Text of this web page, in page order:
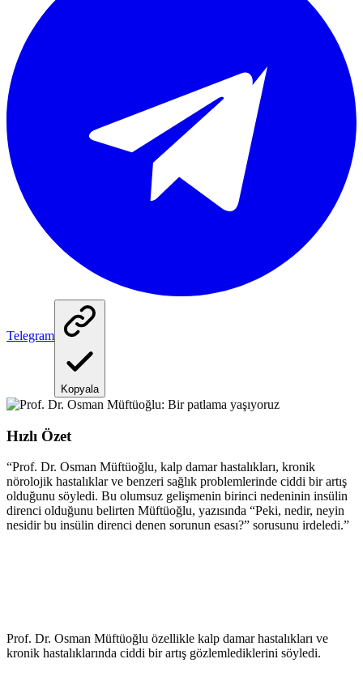
Telegram
Kopyala
Hızlı Özet
“Prof. Dr. Osman Müftüoğlu, kalp damar hastalıkları, kronik
nörolojik hastalıklar ve benzeri sağlık problemlerinde ciddi bir artış
olduğunu söyledi. Bu olumsuz gelişmenin birinci nedeninin insülin
direnci olduğunu belirten Müftüoğlu, yazısında “Peki, nedir, neyin
nesidir bu insülin direnci denen sorunun esası?” sorusunu irdeledi.”
Prof. Dr. Osman Müftüoğlu özellikle kalp damar hastalıkları ve
kronik hastalıklarında ciddi bir artış gözlemlediklerini söyledi.